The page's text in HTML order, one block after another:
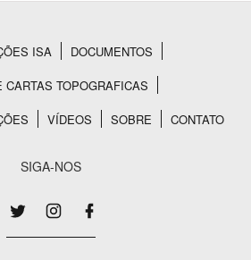
ISA
DOCUMENTOS
CARTAS TOPOGRAFICAS
VÍDEOS SOBRE CONTATO
SIGA-NOS